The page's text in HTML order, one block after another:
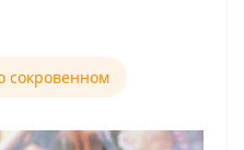
сокровенном